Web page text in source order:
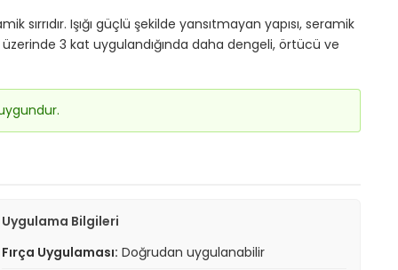
Işığı güçlü şekilde yansıtmayan yapısı, seramik
3 kat uygulandığında daha dengeli, örtücü ve
Uygulama Bilgileri
Fırça Uygulaması: Doğrudan uygulanabilir